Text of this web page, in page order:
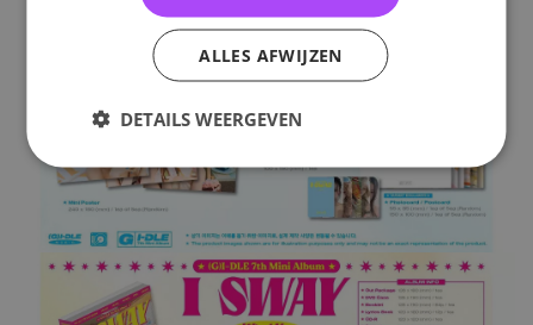
ALLES AFWIJZEN
DETAILS WEERGEVEN